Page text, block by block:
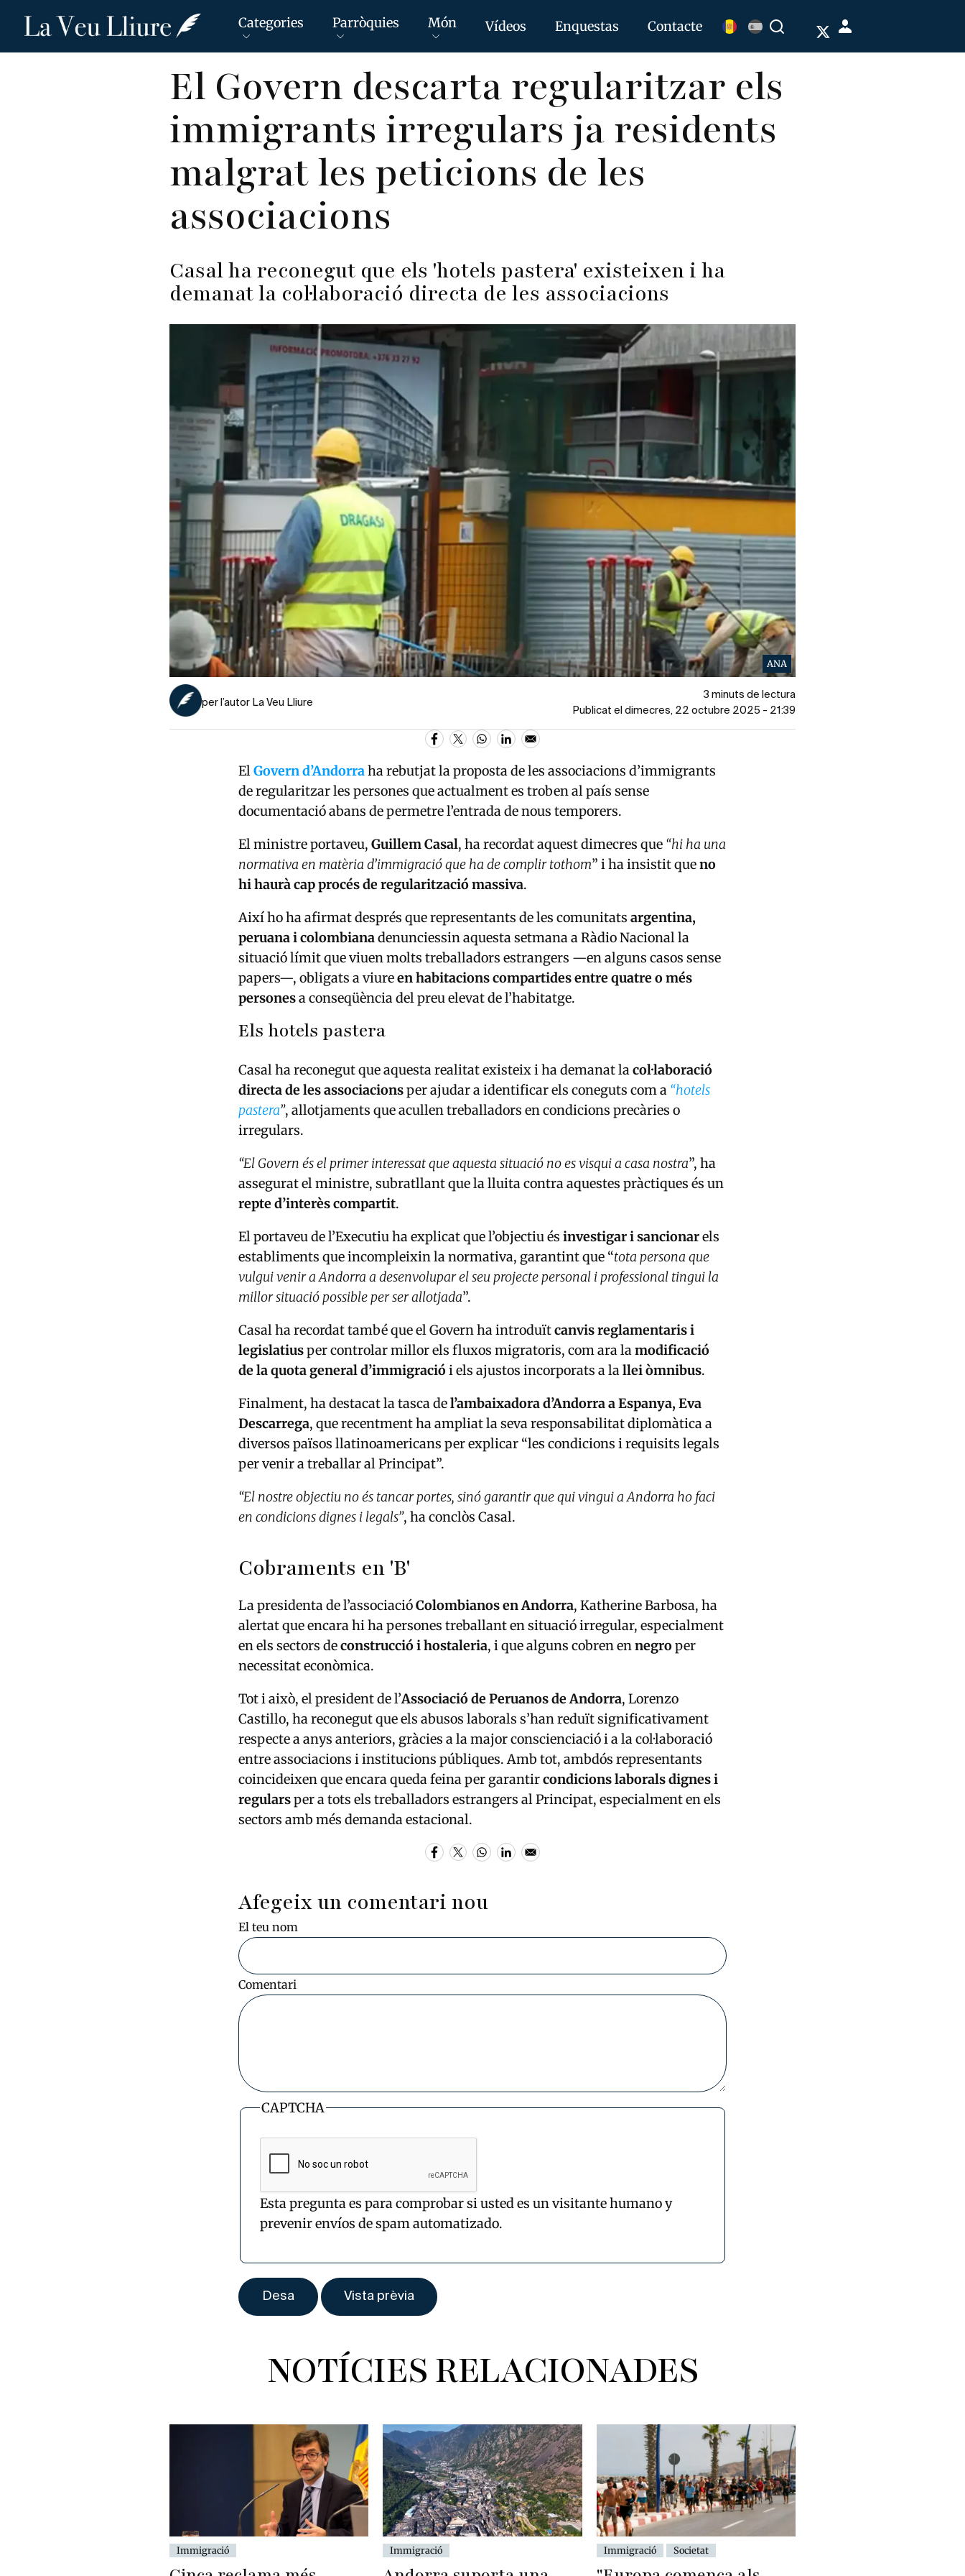
Vés
Categories Parròquies Món Vídeos Enquestas Contacte Buscar Menú
de
El Govern descarta regularitzar els
immigrants irregulars ja residents
malgrat les peticions de les
associacions
Casal ha reconegut que els 'hotels pastera' existeixen i ha
demanat la col·laboració directa de les associacions
ANA
per l’autor La Veu Lliure
3 minuts de lectura
Publicat el dimecres, 22 octubre 2025 - 21:39
ElGovern d’Andorraha rebutjat la proposta de les associacions d’immigrants
de regularitzar les persones que actualment es troben al país sense
documentació abans de permetre l’entrada de nous temporers.
El ministre portaveu, Guillem Casal, ha recordat aquest dimecres que “hi ha una
normativa en matèria d’immigració que ha de complir tothom” i ha insistit queno
hi haurà cap procés de regularització massiva.
Així ho ha afirmat després que representants de les comunitats argentina,
peruana i colombianadenunciessin aquesta setmana a Ràdio Nacional la
situació límit que viuen molts treballadors estrangers —en alguns casos sense
papers—, obligats a viureen habitacions compartides entre quatre o més
personesa conseqüència del preu elevat de l’habitatge.
Els hotels pastera
Casal ha reconegut que aquesta realitat existeix i ha demanat lacol·laboració
directa de les associacionsper ajudar a identificar els coneguts com a “hotels
pastera”, allotjaments que acullen treballadors en condicions precàries o
irregulars.
“El Govern és el primer interessat que aquesta situació no es visqui a casa nostra”, ha
assegurat el ministre, subratllant que la lluita contra aquestes pràctiques és un
repte d’interès compartit.
El portaveu de l’Executiu ha explicat que l’objectiu és investigar i sancionarels
establiments que incompleixin la normativa, garantint que “tota persona que
vulgui venir a Andorra a desenvolupar el seu projecte personal i professional tingui la
millor situació possible per ser allotjada”.
Casal ha recordat també que el Govern ha introduïtcanvis reglamentaris i
legislatiusper controlar millor els fluxos migratoris, com ara lamodificació
de la quota general d’immigraciói els ajustos incorporats a lallei òmnibus.
Finalment, ha destacat la tasca del’ambaixadora d’Andorra a Espanya, Eva
Descarrega, que recentment ha ampliat la seva responsabilitat diplomàtica a
diversos països llatinoamericans per explicar “les condicions i requisits legals
per venir a treballar al Principat”.
“El nostre objectiu no és tancar portes, sinó garantir que qui vingui a Andorra ho faci
en condicions dignes i legals”, ha conclòs Casal.
Cobraments en 'B'
La presidenta de l’associacióColombianos en Andorra, Katherine Barbosa, ha
alertat que encara hi ha persones treballant en situació irregular, especialment
en els sectors deconstrucció i hostaleria, i que alguns cobren ennegroper
necessitat econòmica.
Tot i això, el president de l’Associació de Peruanos de Andorra, Lorenzo
Castillo, ha reconegut que els abusos laborals s’han reduït significativament
respecte a anys anteriors, gràcies a la major conscienciació i a la col·laboració
entre associacions i institucions públiques. Amb tot, ambdós representants
coincideixen que encara queda feina per garantircondicions laborals dignes i
regularsper a tots els treballadors estrangers al Principat, especialment en els
sectors amb més demanda estacional.
Afegeix un comentari nou
El teu nom
Comentari
CAPTCHA
Esta pregunta es para comprobar si usted es un visitante humano y
prevenir envíos de spam automatizado.
NOTÍCIES RELACIONADES
Immigració Immigració Immigració Societat